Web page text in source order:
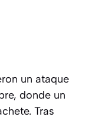
un ataque
donde un
Tras